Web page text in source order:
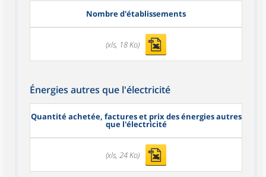
Nombre d'établissements
(xls, 18 Ko)
Énergies autres que l'électricité
Quantité achetée, factures et prix des énergies autres
que l'électricité
(xls, 24 Ko)